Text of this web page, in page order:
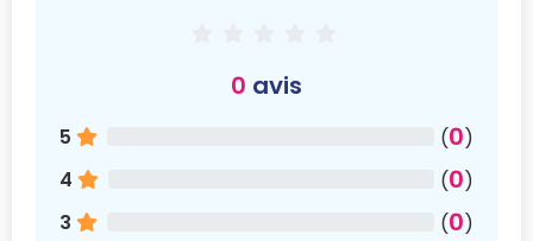
0 avis
5 (0)
4
(0)
3
(0)